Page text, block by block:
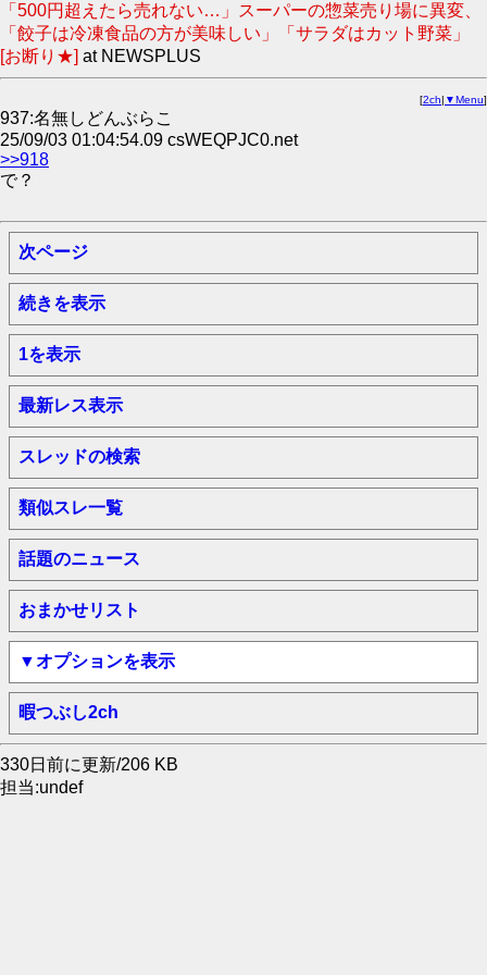
「500円超えたら売れない…」スーパーの惣菜売り場に異変、
「餃子は冷凍食品の方が美味しい」「サラダはカット野菜」
[お断り★] at NEWSPLUS
[2ch| ▼Menu]
937:名無しどんぶらこ
25/09/03 01:04:54.09 csWEQPJC0.net
>>918
で？
次ページ
続きを表示
1を表示
最新レス表示
スレッドの検索
類似スレ一覧
話題のニュース
おまかせリスト
▼オプションを表示
暇つぶし2ch
330日前に更新/206 KB
担当:undef